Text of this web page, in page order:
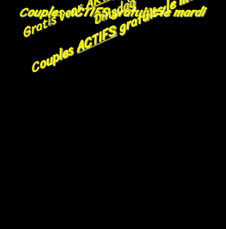
Couples ACTIFS gratuits le mardi
Gratis voorg
C
ouplesACTIFS